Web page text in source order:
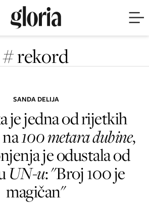
# rekord
SANDA DELIJA
je jedna od rijetkih
100 metara dubine,
je odustala od
UN-u: "Broj 100 je
magičan"